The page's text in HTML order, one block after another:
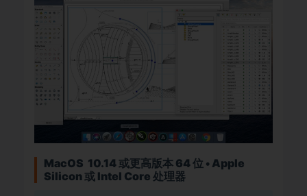
MacOS 10.14 或更高版本 64 位 • Apple
Silicon 或 Intel Core 处理器